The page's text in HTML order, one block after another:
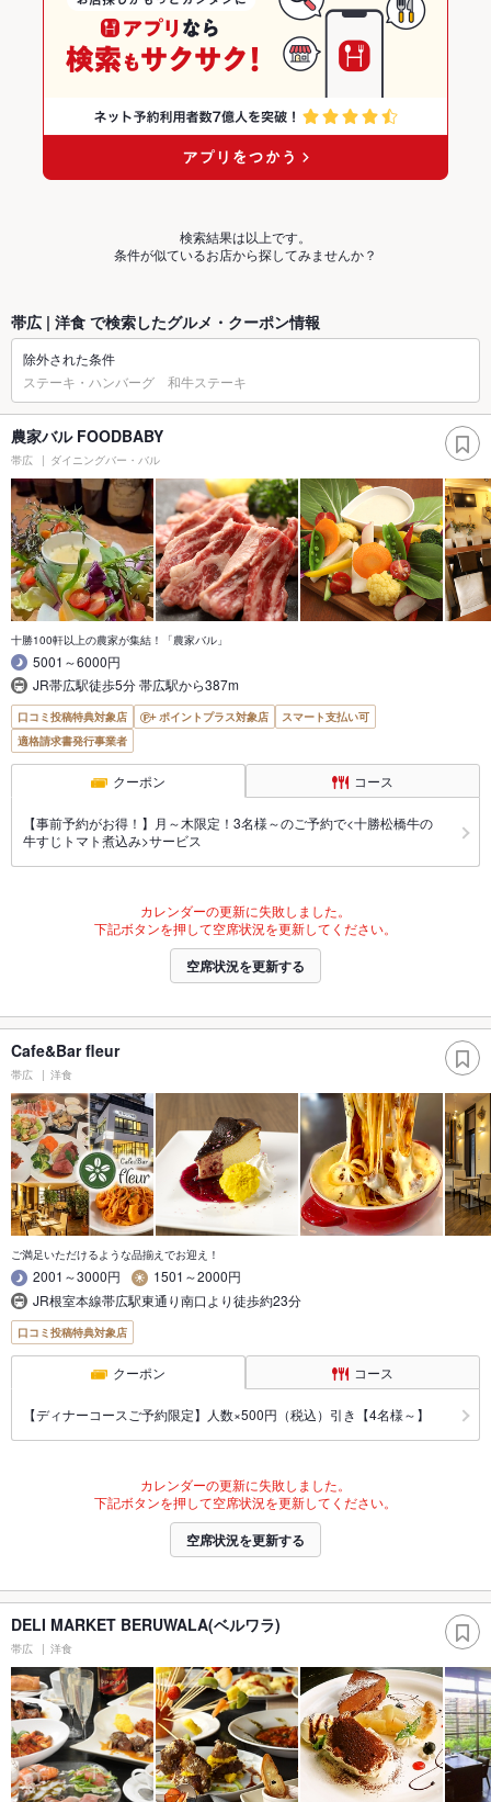
検索結果は以上です。
条件が似ているお店から探してみませんか？
帯広 | 洋食 で検索したグルメ・クーポン情報
除外された条件
ステーキ・ハンバーグ 和牛ステーキ
農家バル FOODBABY
帯広 ダイニングバー・バル
十勝100軒以上の農家が集結！「農家バル」
5001～6000円
JR帯広駅徒歩5分 帯広駅から387m
口コミ投稿特典対象店 ポイントプラス対象店
スマート支払い可
適格請求書発行事業者
クーポン コース
【事前予約がお得！】月～木限定！3名様～のご予約で<十勝松橋牛の
牛すじトマト煮込み>サービス
カレンダーの更新に失敗しました。
下記ボタンを押して空席状況を更新してください。
空席状況を更新する
Cafe&Bar fleur
帯広 洋食
ご満足いただけるような品揃えでお迎え！
2001～3000円
1501～2000円
JR根室本線帯広駅東通り南口より徒歩約23分
口コミ投稿特典対象店
クーポン コース
【ディナーコースご予約限定】人数×500円（税込）引き【4名様～】
カレンダーの更新に失敗しました。
下記ボタンを押して空席状況を更新してください。
空席状況を更新する
DELI MARKET BERUWALA(ベルワラ)
帯広 洋食